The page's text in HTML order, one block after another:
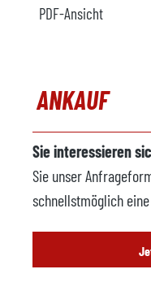
PDF-Ansicht
ANKAUF
Sie interessieren
Sie unser
schnellstmöglich